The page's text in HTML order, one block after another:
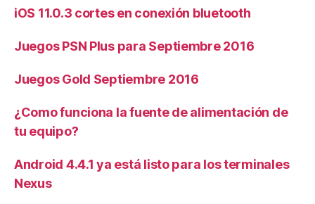
iOS 11.0.3 cortes en conexión bluetooth
Juegos PSN Plus para Septiembre 2016
Juegos Gold Septiembre 2016
¿Como funciona la fuente de alimentación de
tu equipo?
Android 4.4.1 ya está listo para los terminales
Nexus